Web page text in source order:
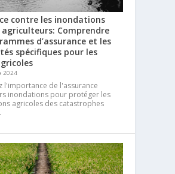
contre les inondations
agriculteurs: Comprendre
d’assurance et les
spécifiques pour les
2024
l'importance de l'assurance
inondations pour protéger les
agricoles des catastrophes